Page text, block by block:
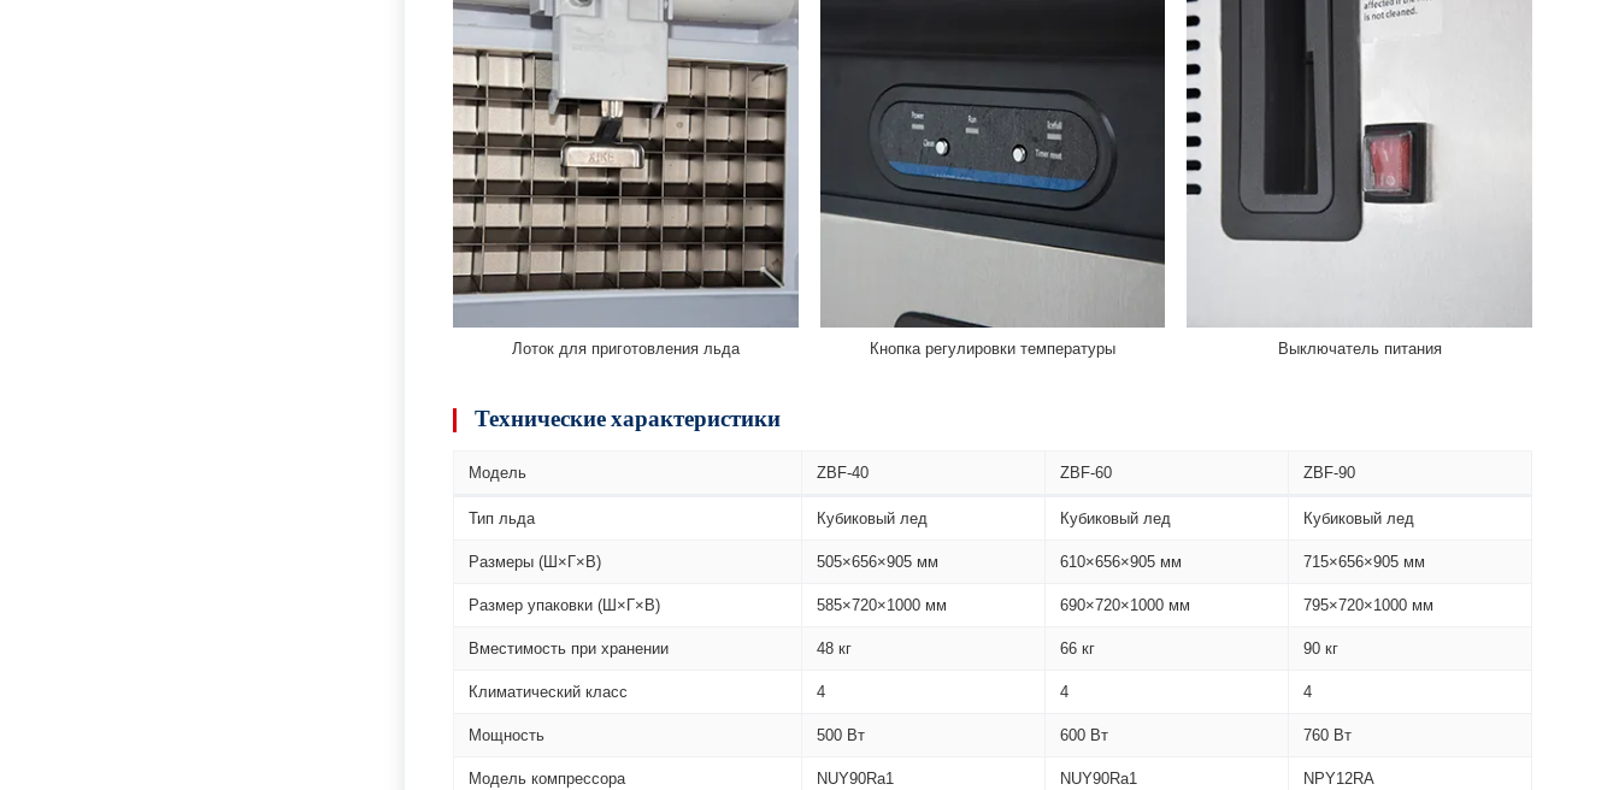
Лоток для приготовления льда Кнопка регулировки температуры Выключатель питания
Технические характеристики
Модель ZBF-40 ZBF-60 ZBF-90
Тип льда Кубиковый лед Кубиковый лед Кубиковый лед
Размеры (Ш×Г×В) 505×656×905 мм 610×656×905 мм 715×656×905 мм
Размер упаковки (Ш×Г×В) 585×720×1000 мм 690×720×1000 мм 795×720×1000 мм
Вместимость при хранении 48 кг 66 кг 90 кг
Климатический класс 4 4 4
Мощность 500 Вт 600 Вт 760 Вт
Модель компрессора NUY90Ra1 NUY90Ra1 NPY12RA